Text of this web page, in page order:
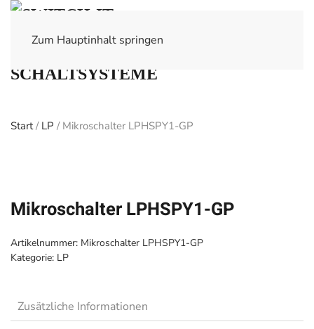
Zum Hauptinhalt springen
Start/ LP / Mikroschalter LPHSPY1-GP
Mikroschalter LPHSPY1-GP
Artikelnummer: Mikroschalter LPHSPY1-GP
Kategorie: LP
Zusätzliche Informationen